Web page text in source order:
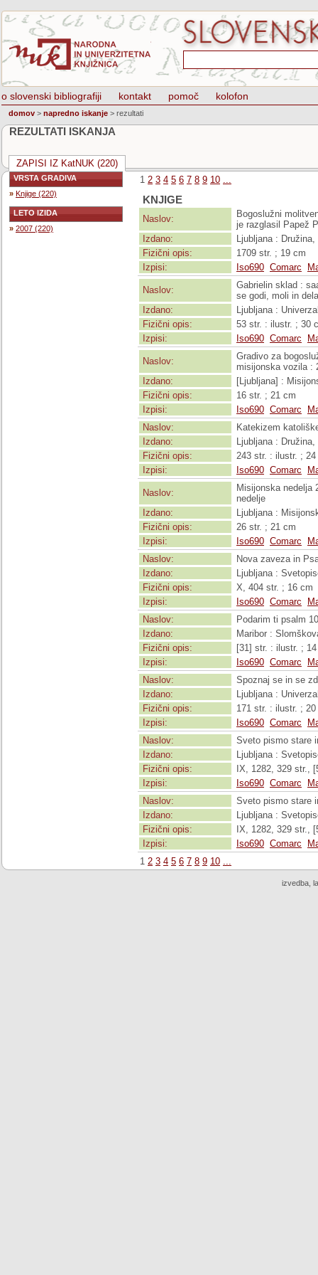
o slovenski bibliografiji kontakt pomoč kolofon
domov > napredno iskanje > rezultati
REZULTATI ISKANJA
ZAPISI IZ KatNUK (220)
VRSTA GRADIVA
» Knjige (220)
LETO IZIDA
» 2007 (220)
1 2 3 4 5 6 7 8 9 10 ...
KNJIGE
Naslov:
Bogoslužni
je razglasil Papež
Izdano:
Ljubljana : Družina,
Fizični opis:
1709 str. ; 19 cm
Izpisi:
Iso690 Comarc
Naslov:
Gabrielin sklad :
se godi, moli in
Izdano:
Ljubljana :
Fizični opis:
53 str. : ilustr. ; 30
Izpisi:
Iso690 Comarc
Naslov:
Gradivo za
misijonska vozila :
Izdano:
[Ljubljana] :
Fizični opis:
16 str. ; 21 cm
Izpisi:
Iso690 Comarc
Naslov:
Katekizem
Izdano:
Ljubljana : Družina,
Fizični opis:
243 str. : ilustr. ;
Izpisi:
Iso690 Comarc
Naslov:
Misijonska nedelja
nedelje
Izdano:
Ljubljana :
Fizični opis:
26 str. ; 21 cm
Izpisi:
Iso690 Comarc
Naslov:
Nova zaveza in
Izdano:
Ljubljana :
Fizični opis:
X, 404 str. ; 16 cm
Izpisi:
Iso690 Comarc
Naslov:
Podarim ti psalm
Izdano:
Maribor :
Fizični opis:
[31] str. : ilustr. ;
Izpisi:
Iso690 Comarc
Naslov:
Spoznaj se in se
Izdano:
Ljubljana :
Fizični opis:
171 str. : ilustr. ;
Izpisi:
Iso690 Comarc
Naslov:
Sveto pismo stare
Izdano:
Ljubljana :
Fizični opis:
IX, 1282, 329 str.,
Izpisi:
Iso690 Comarc
Naslov:
Sveto pismo stare
Izdano:
Ljubljana :
Fizični opis:
IX, 1282, 329 str.,
Izpisi:
Iso690 Comarc
1 2 3 4 5 6 7 8 9 10 ...
izvedba,